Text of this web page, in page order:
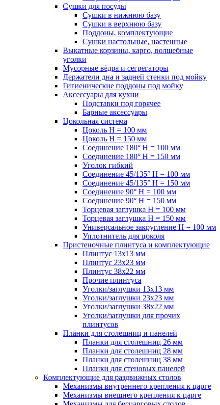
Сушки для посуды
Сушки в нижнюю базу
Сушки в верхнюю базу
Поддоны, комплектующие
Сушки настольные, настенные
Выкатные корзины, карго, волшебные
уголки
Мусорные вёдра и сегрегаторы
Держатели дна и задней стенки под мойку
Гигиенические поддоны под мойку
Аксессуары для кухни
Подставки под горячее
Барные аксессуары
Цокольная система
Цоколь H = 100 мм
Цоколь H = 150 мм
Соединение 180° H = 100 мм
Соединение 180° H = 150 мм
Уголок гибкий
Соединение 45/135° H = 100 мм
Соединение 45/135° H = 150 мм
Соединение 90° H = 100 мм
Соединение 90° H = 150 мм
Торцевая заглушка H = 100 мм
Торцевая заглушка H = 150 мм
Универсальное закругление H = 100 мм
Уплотнитель для цоколя
Пристеночные плинтуса и комплектующие
Плинтус 13х13 мм
Плинтус 23х23 мм
Плинтус 38х22 мм
Прочие плинтуса
Уголки/заглушки 13х13 мм
Уголки/заглушки 23х23 мм
Уголки/заглушки 38х22 мм
Уголки/заглушки для прочих
плинтусов
Планки для столешниц и панелей
Планки для столешниц 26 мм
Планки для столешниц 28 мм
Планки для столешниц 38 мм
Планки для стеновых панелей
Комплектующие для раздвижных столов
Механизмы внутреннего крепления к царге
Механизмы внешнего крепления к царге